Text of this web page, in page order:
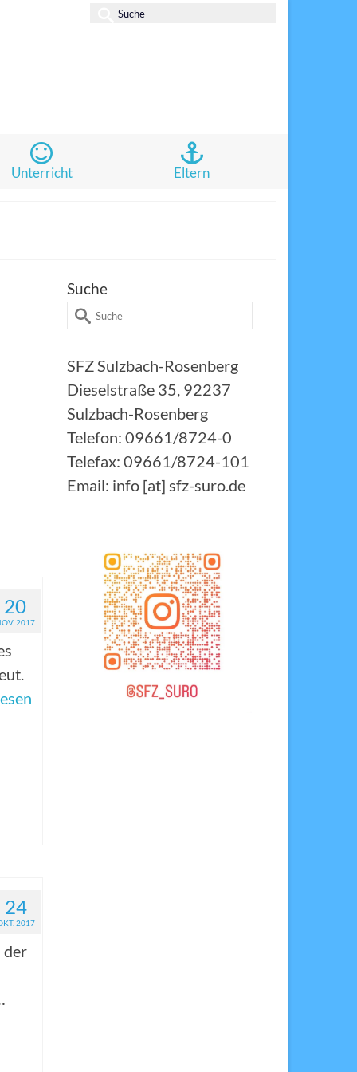
Suche
Unterricht Eltern
20
2017
24
2017
der
Suche
Suche
SFZ Sulzbach-Rosenberg
Dieselstraße 35, 92237
Sulzbach-Rosenberg
Telefon: 09661/8724-0
Telefax: 09661/8724-101
Email: info [at] sfz-suro.de